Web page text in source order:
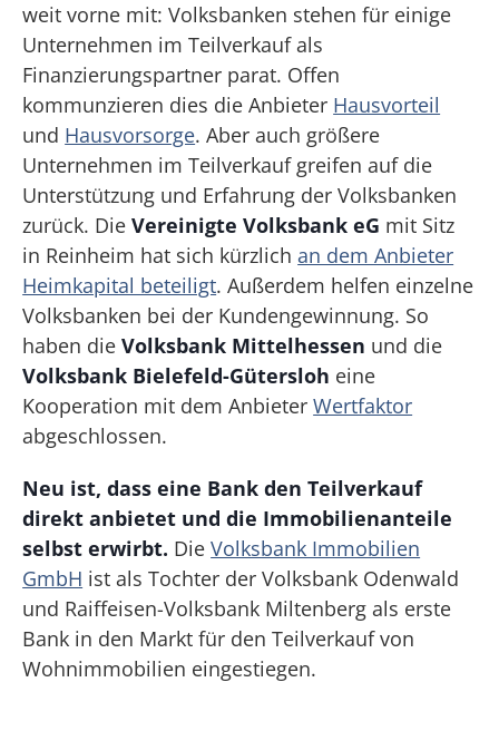
weit vorne mit: Volksbanken stehen für einige
Unternehmen im Teilverkauf als
Finanzierungspartner parat. Offen
kommunzieren dies die Anbieter Hausvorteil
und Hausvorsorge. Aber auch größere
Unternehmen im Teilverkauf greifen auf die
Unterstützung und Erfahrung der Volksbanken
zurück. DieVereinigte Volksbank eG mit Sitz
in Reinheim hat sich kürzlichan dem Anbieter
Heimkapital beteiligt. Außerdem helfen einzelne
Volksbanken bei der Kundengewinnung. So
haben dieVolksbank Mittelhessen und die
Volksbank Bielefeld-Gütersloh eine
Kooperation mit dem AnbieterWertfaktor
abgeschlossen.
Neu ist, dass eine Bank den Teilverkauf
direkt anbietet und die Immobilienanteile
selbst erwirbt. DieVolksbank Immobilien
GmbH ist als Tochter der Volksbank Odenwald
und Raiffeisen-Volksbank Miltenberg als erste
Bank in den Markt für den Teilverkauf von
Wohnimmobilien eingestiegen.